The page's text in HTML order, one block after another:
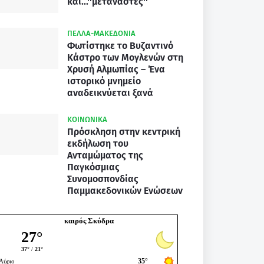
ΠΕΛΛΑ-ΜΑΚΕΔΟΝΙΑ
Φωτίστηκε το Βυζαντινό
Κάστρο των Μογλενών στη
Χρυσή Αλμωπίας – Ένα
ιστορικό μνημείο
αναδεικνύεται ξανά
ΚΟΙΝΩΝΙΚΑ
Πρόσκληση στην κεντρική
εκδήλωση του
Ανταμώματος της
Παγκόσμιας
Συνομοσπονδίας
Παμμακεδονικών Ενώσεων
καιρός Σκύδρα